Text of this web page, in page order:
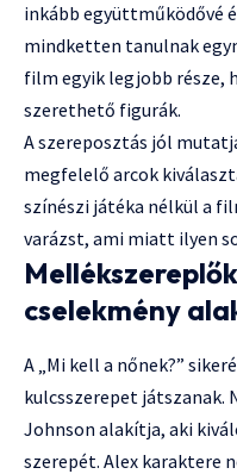
inkább együttműködővé
mindketten tanulnak
film egyik legjobb része,
szerethető figurák.
A szereposztás jól
megfelelő arcok
színészi játéka nélkül a
varázst, ami miatt ilyen
cselekmény
A „Mi kell a nőnek?”
kulcsszerepet játszanak.
Johnson alakítja, aki
szerepét. Alex karaktere